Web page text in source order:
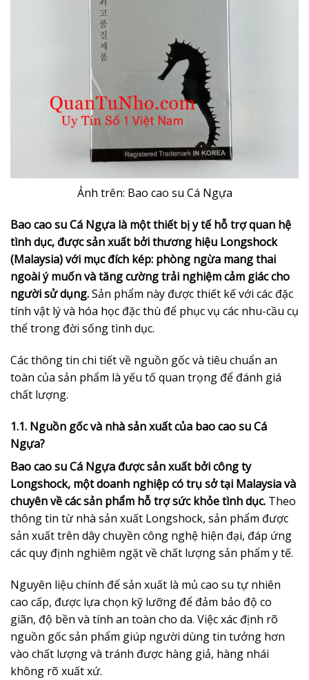
Ảnh trên: Bao cao su Cá Ngựa
Bao cao su Cá Ngựa là một thiết bị y tế hỗ trợ quan hệ
tình dục, được sản xuất bởi thương hiệu Longshock
(Malaysia) với mục đích kép: phòng ngừa mang thai
ngoài ý muốn và tăng cường trải nghiệm cảm giác cho
người sử dụng.Sản phẩm này được thiết kế với các đặc
tính vật lý và hóa học đặc thù để phục vụ các nhu-cầu cụ
thể trong đời sống tình dục.
Các thông tin chi tiết về nguồn gốc và tiêu chuẩn an
toàn của sản phẩm là yếu tố quan trọng để đánh giá
chất lượng.
1.1. Nguồn gốc và nhà sản xuất của bao cao su Cá
Ngựa?
Bao cao su Cá Ngựa được sản xuất bởi công ty
Longshock, một doanh nghiệp có trụ sở tại Malaysia và
chuyên về các sản phẩm hỗ trợ sức khỏe tình dục. Theo
thông tin từ nhà sản xuất Longshock, sản phẩm được
sản xuất trên dây chuyền công nghệ hiện đại, đáp ứng
các quy định nghiêm ngặt về chất lượng sản phẩm y tế.
Nguyên liệu chính để sản xuất là mủ cao su tự nhiên
cao cấp, được lựa chọn kỹ lưỡng để đảm bảo độ co
giãn, độ bền và tính an toàn cho da. Việc xác định rõ
nguồn gốc sản phẩm giúp người dùng tin tưởng hơn
vào chất lượng và tránh được hàng giả, hàng nhái
không rõ xuất xứ.